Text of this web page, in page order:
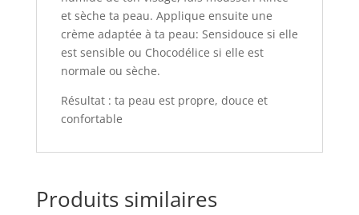
et sèche ta peau. Applique ensuite une
crème adaptée à ta peau: Sensidouce si elle
est sensible ou Chocodélice si elle est
normale ou sèche.
Résultat : ta peau est propre, douce et
confortable
Produits similaires